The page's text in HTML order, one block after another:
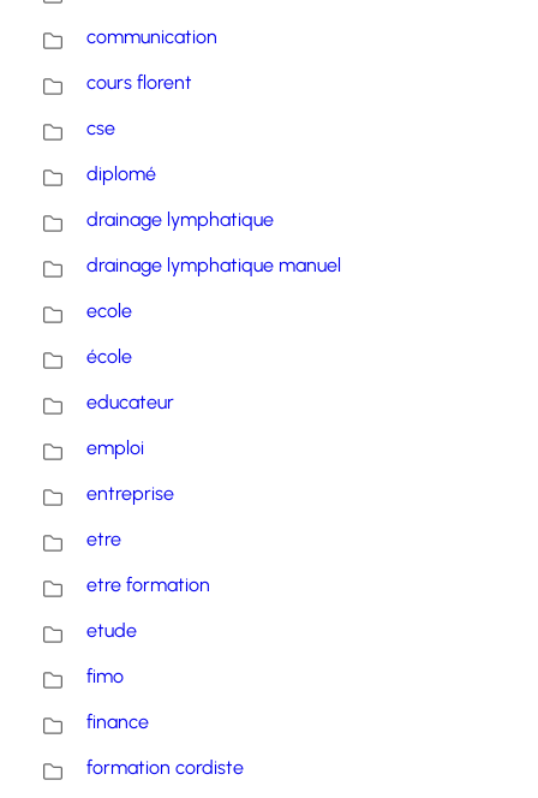
communication
cours florent
cse
diplomé
drainage lymphatique
drainage lymphatique manuel
ecole
école
educateur
emploi
entreprise
etre
etre formation
etude
fimo
finance
formation cordiste